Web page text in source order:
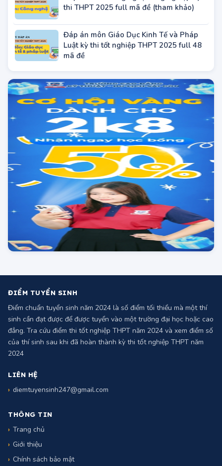
thi THPT 2025 full mã đề (tham khảo)
Đáp án môn Giáo Dục Kinh Tế và Pháp
mã đề
ĐIỂM TUYỂN SINH
Điểm chuẩn tuyển sinh năm 2024 là số điểm tối thiểu mà một thí
sinh cần đạt được để được tuyển vào một trường đại học hoặc cao
đẳng. Tra cứu điểm thi tốt nghiệp THPT năm 2024 và xem điểm số
2024
LIÊN HỆ
diemtuyensinh247@gmail.com
THÔNG TIN
Trang chủ